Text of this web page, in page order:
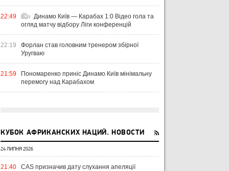
22:49
Динамо Київ — Карабах 1:0 Відео гола та
огляд матчу відбору Ліги конференцій
22:19
Форлан став головним тренером збірної
Уругваю
21:59
Пономаренко приніс Динамо Київ мінімальну
перемогу над Карабахом
КУБОК АФРИКАНСКИХ НАЦИЙ. НОВОСТИ
24 ЛИПНЯ 2026
21:40
CAS призначив дату слухання апеляції